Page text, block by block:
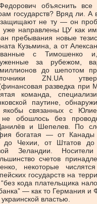
объяснить все
государств? Вряд ли. А
защищают не ту — он
уже направлены ЦУ как
пребывания новые
Кузьмина, а от
с Тимошенко
за рубежом,
до шепотом
ZN.UA
разведка
команда,
паутине,
якобы связанных с
не обошлось без
и Шепелев. По
богатая — от
до Чехии, от Штатов до
Зеландии. Носители
счетов
некоторые
государств на
кода плательщика
— как то Германия
властью.